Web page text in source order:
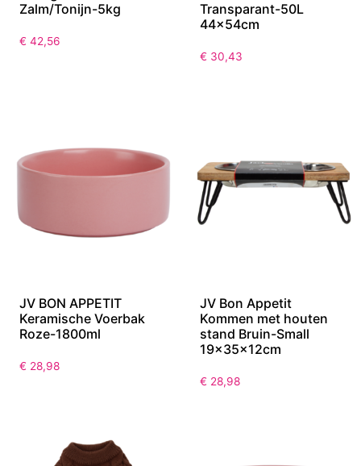
Zalm/Tonijn-5kg
€ 42,56
Transparant-50L
44x54cm
€ 30,43
JV BON APPETIT
Keramische Voerbak
Roze-1800ml
€ 28,98
JV Bon Appetit
Kommen met houten
stand Bruin-Small
19x35x12cm
€ 28,98